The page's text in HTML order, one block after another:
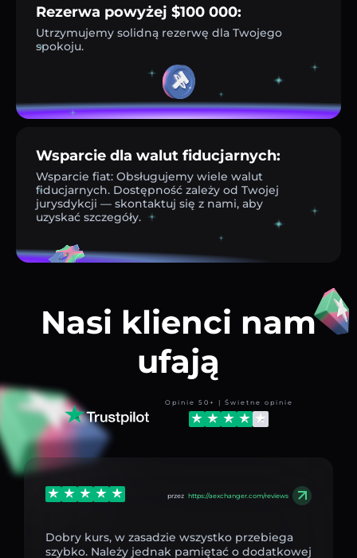
Rezerwa powyżej $100 000:
Utrzymujemy solidną rezerwę dla Twojego
spokoju.
Wsparcie dla walut fiducjarnych:
Wsparcie fiat: Obsługujemy wiele walut
fiducjarnych. Dostępność zależy od Twojej
jurysdykcji — skontaktuj się z nami, aby
uzyskać szczegóły.
Nasi klienci nam
ufają
Opinie 50+ | Świetne opinie
przez https://aexchanger.com/reviews
Dobry kurs, w zasadzie wszystko przebiega
szybko. Należy jednak pamiętać o dodatkowej